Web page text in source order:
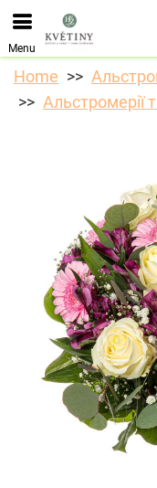
Ми приймаємо
магазин.
Menu
Home
Альстромерії